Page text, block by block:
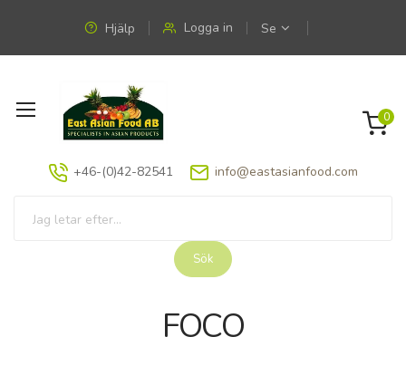
Hjälp Logga in Se
Växla
+46-(0)42-82541 info@eastasianfood.com
Sök
0
FOCO